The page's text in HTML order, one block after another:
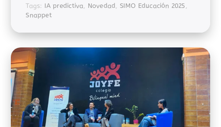
Tags: IA predictiva, Novedad, SIMO Educación 2025,
Snappet